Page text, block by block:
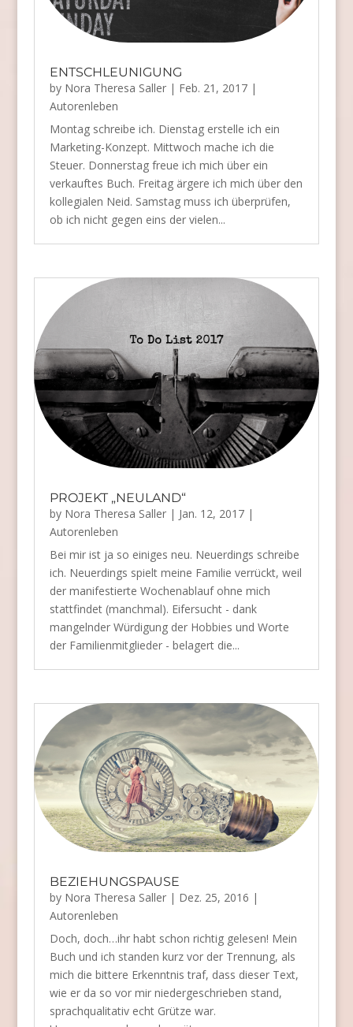
ENTSCHLEUNIGUNG
by Nora Theresa Saller| Feb. 21, 2017|
Autorenleben
Montag schreibe ich. Dienstag erstelle ich ein
Marketing-Konzept. Mittwoch mache ich die
Steuer. Donnerstag freue ich mich über ein
verkauftes Buch. Freitag ärgere ich mich über den
kollegialen Neid. Samstag muss ich überprüfen,
ob ich nicht gegen eins der vielen...
PROJEKT „NEULAND“
by Nora Theresa Saller| Jan. 12, 2017|
Autorenleben
Bei mir ist ja so einiges neu. Neuerdings schreibe
ich. Neuerdings spielt meine Familie verrückt, weil
der manifestierte Wochenablauf ohne mich
stattfindet (manchmal). Eifersucht - dank
mangelnder Würdigung der Hobbies und Worte
der Familienmitglieder - belagert die...
BEZIEHUNGSPAUSE
by Nora Theresa Saller| Dez. 25, 2016 |
Autorenleben
Doch, doch…ihr habt schon richtig gelesen! Mein
Buch und ich standen kurz vor der Trennung, als
mich die bittere Erkenntnis traf, dass dieser Text,
wie er da so vor mir niedergeschrieben stand,
sprachqualitativ echt Grütze war.